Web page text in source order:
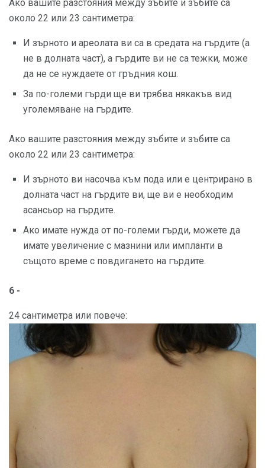
Ако вашите разстояния между зъбите и зъбите са
около 22 или 23 сантиметра:
И зърното и ареолата ви са в средата на гърдите (а
не в долната част), а гърдите ви не са тежки, може
да не се нуждаете от гръдния кош.
За по-големи гърди ще ви трябва някакъв вид
уголемяване на гърдите.
Ако вашите разстояния между зъбите и зъбите са
около 22 или 23 сантиметра:
И зърното ви насочва към пода или е центрирано в
долната част на гърдите ви, ще ви е необходим
асансьор на гърдите.
Ако имате нужда от по-големи гърди, можете да
имате увеличение с мазнини или импланти в
същото време с повдигането на гърдите.
6 -
24 сантиметра или повече: